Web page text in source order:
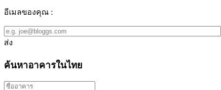
อีเมลของคุณ :
ส่ง
ค้นหาอาคารในไทย